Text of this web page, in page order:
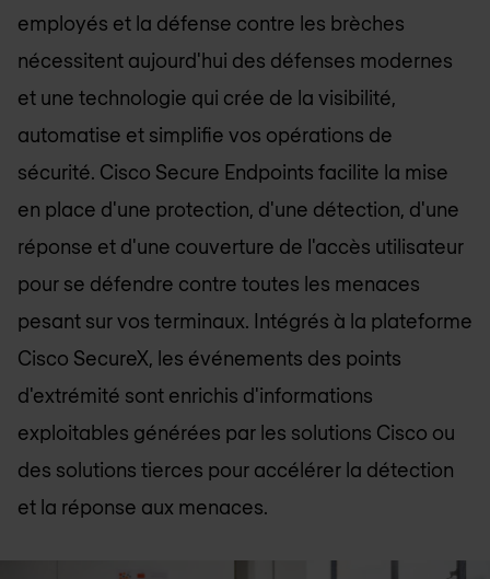
employés et la défense contre les brèches
nécessitent aujourd'hui des défenses modernes
et une technologie qui crée de la visibilité,
automatise et simplifie vos opérations de
sécurité. Cisco Secure Endpoints facilite la mise
en place d'une protection, d'une détection, d'une
réponse et d'une couverture de l'accès utilisateur
pour se défendre contre toutes les menaces
pesant sur vos terminaux. Intégrés à la plateforme
Cisco SecureX, les événements des points
d'extrémité sont enrichis d'informations
exploitables générées par les solutions Cisco ou
des solutions tierces pour accélérer la détection
et la réponse aux menaces.